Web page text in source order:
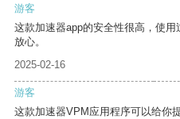
游客
这款加速器app的安全性很高，使
放心。
2025-02-16
游客
这款加速器VPM应用程序可以给你